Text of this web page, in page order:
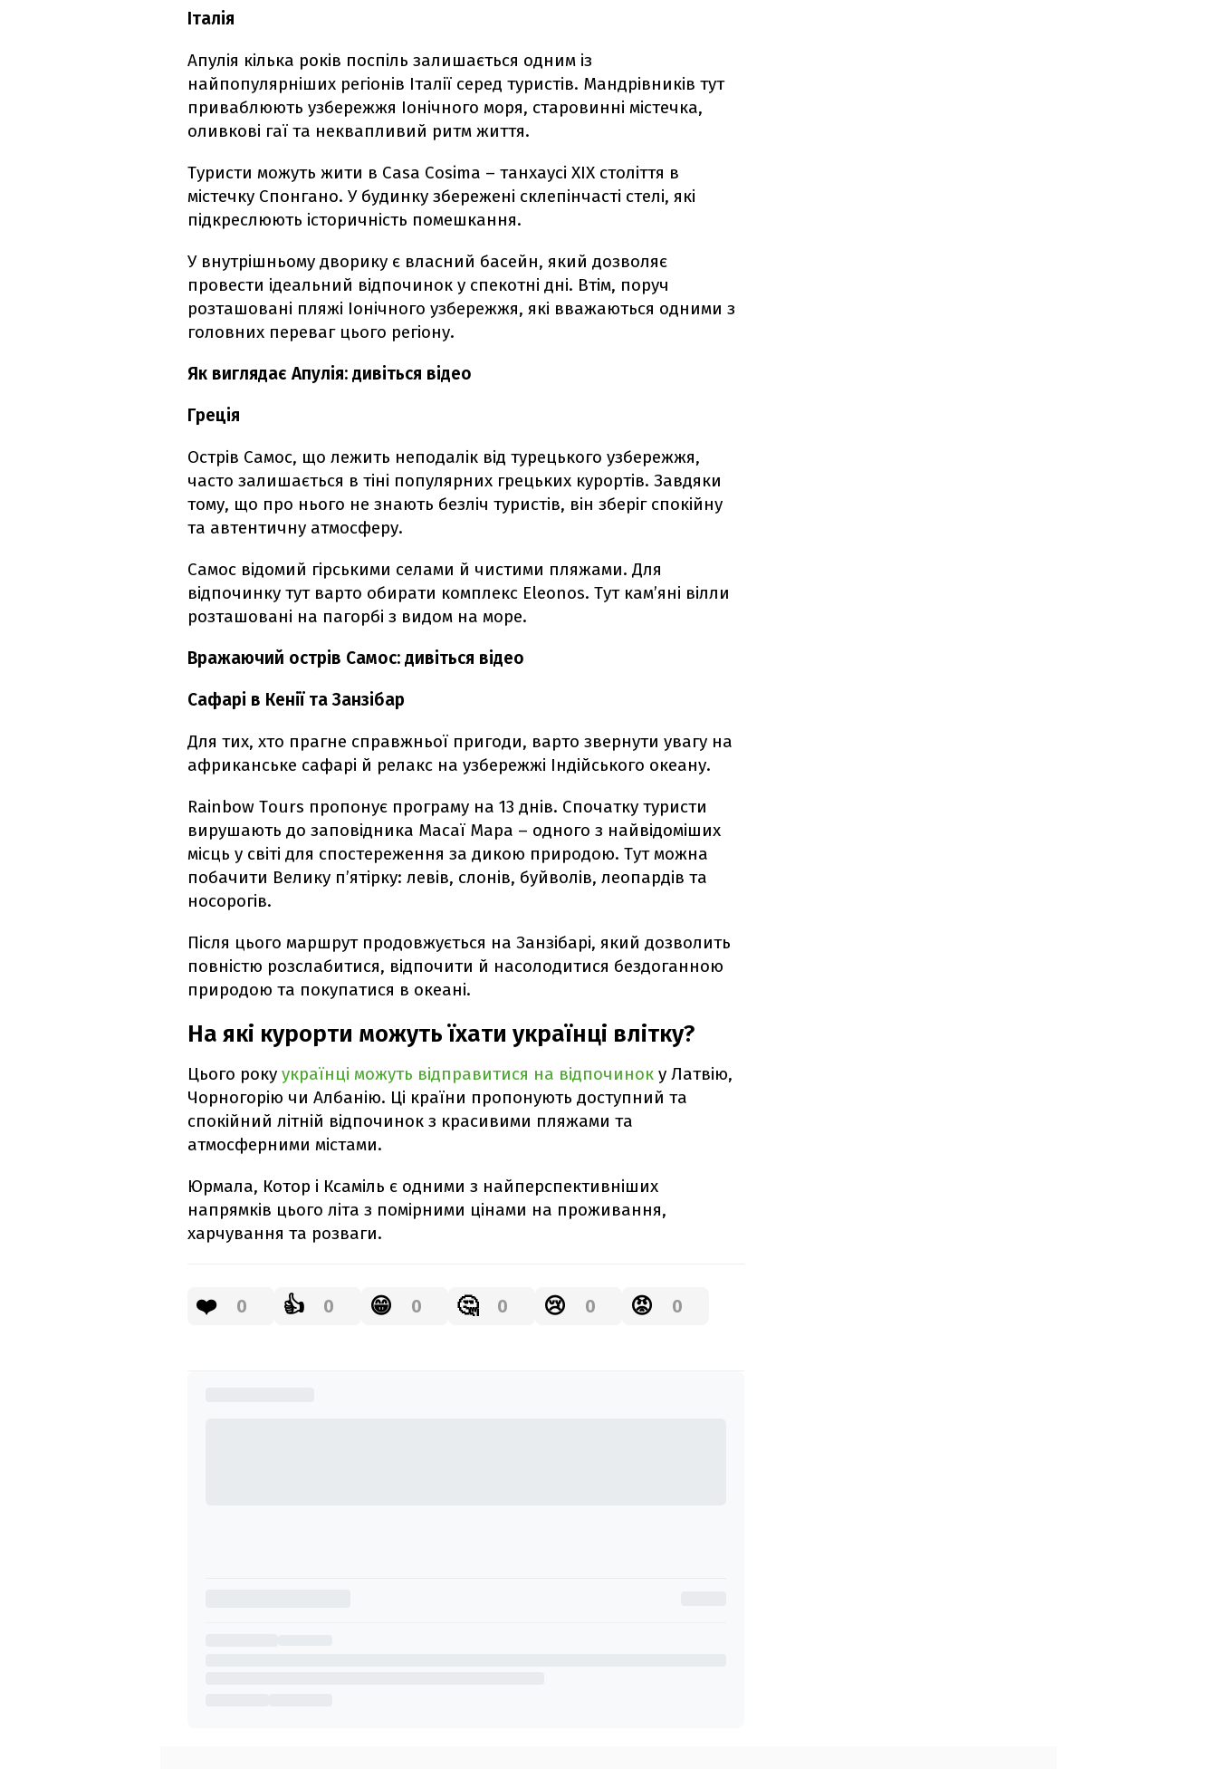
Італія
Апулія кілька років поспіль залишається одним із
найпопулярніших регіонів Італії серед туристів. Мандрівників тут
приваблюють узбережжя Іонічного моря, старовинні містечка,
оливкові гаї та неквапливий ритм життя.
Туристи можуть жити в Casa Cosima – танхаусі XIX століття в
містечку Спонгано. У будинку збережені склепінчасті стелі, які
підкреслюють історичність помешкання.
У внутрішньому дворику є власний басейн, який дозволяє
провести ідеальний відпочинок у спекотні дні. Втім, поруч
розташовані пляжі Іонічного узбережжя, які вважаються одними з
головних переваг цього регіону.
Як виглядає Апулія: дивіться відео
Греція
Острів Самос, що лежить неподалік від турецького узбережжя,
часто залишається в тіні популярних грецьких курортів. Завдяки
тому, що про нього не знають безліч туристів, він зберіг спокійну
та автентичну атмосферу.
Самос відомий гірськими селами й чистими пляжами. Для
відпочинку тут варто обирати комплекс Eleonos. Тут кам’яні вілли
розташовані на пагорбі з видом на море.
Вражаючий острів Самос: дивіться відео
Сафарі в Кенії та Занзібар
Для тих, хто прагне справжньої пригоди, варто звернути увагу на
африканське сафарі й релакс на узбережжі Індійського океану.
Rainbow Tours пропонує програму на 13 днів. Спочатку туристи
вирушають до заповідника Масаї Мара – одного з найвідоміших
місць у світі для спостереження за дикою природою. Тут можна
побачити Велику п’ятірку: левів, слонів, буйволів, леопардів та
носорогів.
Після цього маршрут продовжується на Занзібарі, який дозволить
повністю розслабитися, відпочити й насолодитися бездоганною
природою та покупатися в океані.
На які курорти можуть їхати українці влітку?
Цього року українці можуть відправитися на відпочинок у Латвію,
Чорногорію чи Албанію. Ці країни пропонують доступний та
спокійний літній відпочинок з красивими пляжами та
атмосферними містами.
Юрмала, Котор і Ксаміль є одними з найперспективніших
напрямків цього літа з помірними цінами на проживання,
харчування та розваги.
❤️ 0 👍 0 😁 0 🤔 0 😢 0 😡 0